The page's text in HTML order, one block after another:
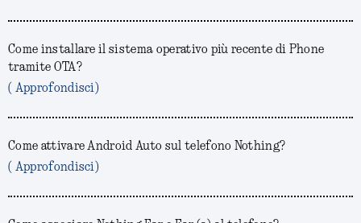
Come installare il sistema operativo più recente di Phone
tramite OTA?
( Approfondisci)
Come attivare Android Auto sul telefono Nothing?
( Approfondisci)